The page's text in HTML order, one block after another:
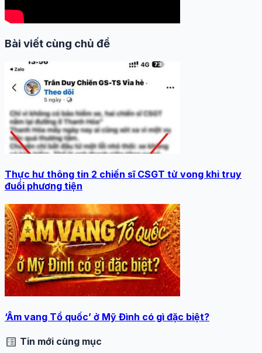
Bài viết cùng chủ đề
Thực hư thông tin 2 chiến sĩ CSGT tử vong khi truy
đuổi phương tiện
‘Âm vang Tổ quốc’ ở Mỹ Đình có gì đặc biệt?
list_alt Tin mới cùng mục